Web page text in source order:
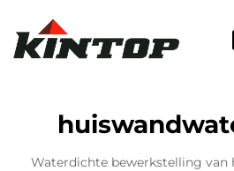
Waterdichte bewerkstelling van